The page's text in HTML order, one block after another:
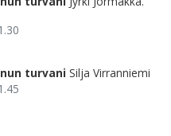
turvani Silja Virranniemi